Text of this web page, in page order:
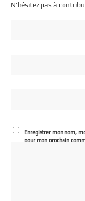
N’hésitez pas à
Enregistrer mon nom,
pour mon prochain